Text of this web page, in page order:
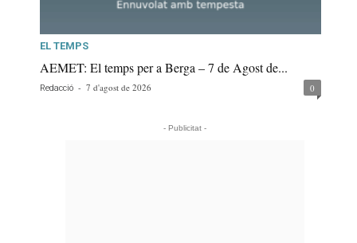
EL TEMPS
AEMET: El temps per a Berga – 7 de Agost de...
Redacció - 7 d'agost de 2026 0
- Publicitat -